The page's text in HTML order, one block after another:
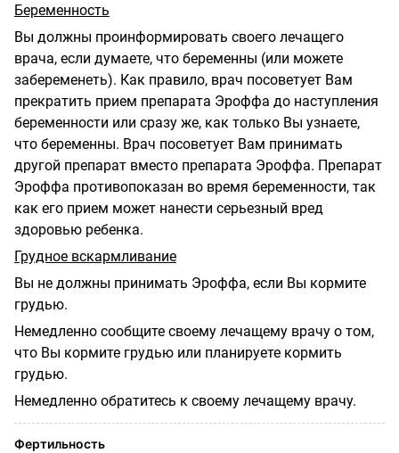
Беременность
Вы должны проинформировать своего лечащего
врача, если думаете, что беременны (или можете
забеременеть). Как правило, врач посоветует Вам
прекратить прием препарата Эроффа до наступления
беременности или сразу же, как только Вы узнаете,
что беременны. Врач посоветует Вам принимать
другой препарат вместо препарата Эроффа. Препарат
Эроффа противопоказан во время беременности, так
как его прием может нанести серьезный вред
здоровью ребенка.
Грудное вскармливание
Вы не должны принимать Эроффа, если Вы кормите
грудью.
Немедленно сообщите своему лечащему врачу о том,
что Вы кормите грудью или планируете кормить
грудью.
Немедленно обратитесь к своему лечащему врачу.
Фертильность